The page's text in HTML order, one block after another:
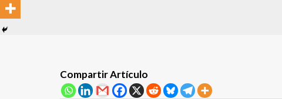
Compartir Artículo